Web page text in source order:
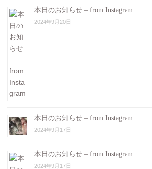
本日のお知らせ – from Instagram
2024年9月20日
本日のお知らせ – from Instagram
2024年9月17日
本日のお知らせ – from Instagram
2024年9月17日